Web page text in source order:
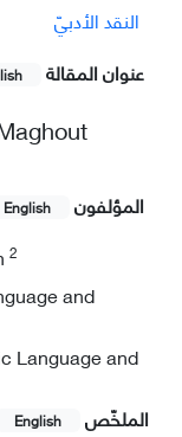
النقد الأدبيّ
عنوان المقالة
المؤلفون English
2
and
Language and
الملخّص
English